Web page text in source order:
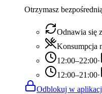
Otrzymasz
Odnawia się
Konsumpcja
12:00–22:00·
12:00–21:00·
Odblokuj w